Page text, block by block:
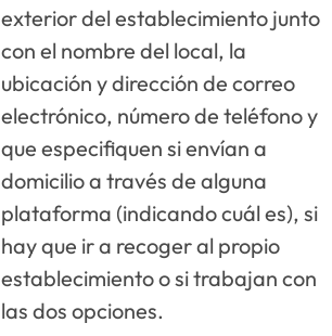
exterior del establecimiento junto
con el nombre del local, la
ubicación y dirección de correo
electrónico, número de teléfono y
que especifiquen si envían a
domicilio a través de alguna
plataforma (indicando cuál es), si
hay que ir a recoger al propio
establecimiento o si trabajan con
las dos opciones.